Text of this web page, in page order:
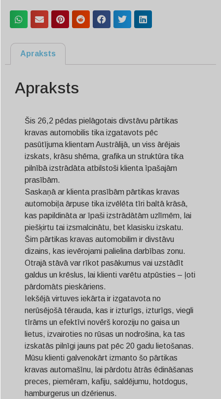
Apraksts
Apraksts
Šis 26,2 pēdas pielāgotais divstāvu pārtikas
kravas automobilis tika izgatavots pēc
pasūtījuma klientam Austrālijā, un viss ārējais
izskats, krāsu shēma, grafika un struktūra tika
pilnībā izstrādāta atbilstoši klienta īpašajām
prasībām.
Saskaņā ar klienta prasībām pārtikas kravas
automobiļa ārpuse tika izvēlēta tīri baltā krāsā,
kas papildināta ar īpaši izstrādātām uzlīmēm, lai
piešķirtu tai izsmalcinātu, bet klasisku izskatu.
Šim pārtikas kravas automobilim ir divstāvu
dizains, kas ievērojami palielina darbības zonu.
Otrajā stāvā var rīkot pasākumus vai uzstādīt
galdus un krēslus, lai klienti varētu atpūsties – ļoti
pārdomāts pieskāriens.
Iekšējā virtuves iekārta ir izgatavota no
nerūsējošā tērauda, ​​kas ir izturīgs, izturīgs, viegli
tīrāms un efektīvi novērš koroziju no gaisa un
lietus, izvairoties no rūsas un nodrošina, ka tas
izskatās pilnīgi jauns pat pēc 20 gadu lietošanas.
Mūsu klienti galvenokārt izmanto šo pārtikas
kravas automašīnu, lai pārdotu ātrās ēdināšanas
preces, piemēram, kafiju, saldējumu, hotdogus,
hamburgerus un dzērienus.